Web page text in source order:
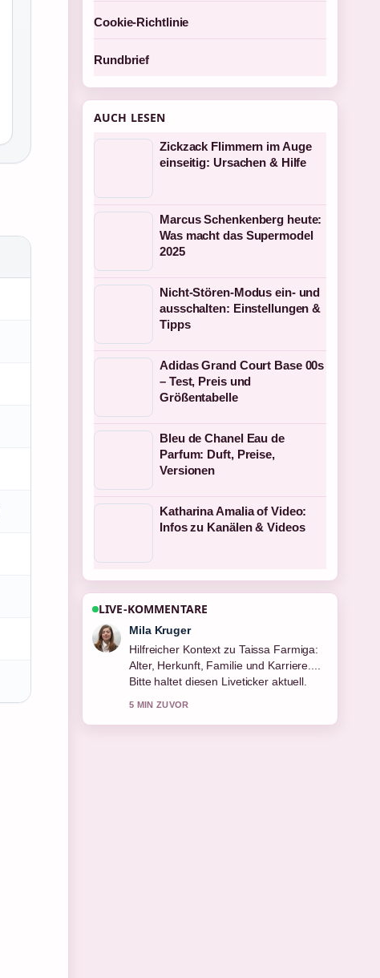
Cookie-Richtlinie
Rundbrief
AUCH LESEN
Zickzack Flimmern im Auge
einseitig: Ursachen & Hilfe
Marcus Schenkenberg heute:
Was macht das Supermodel
2025
Nicht-Stören-Modus ein- und
ausschalten: Einstellungen &
Tipps
Adidas Grand Court Base 00s
– Test, Preis und
Größentabelle
Bleu de Chanel Eau de
Parfum: Duft, Preise,
Versionen
Katharina Amalia of Video:
Infos zu Kanälen & Videos
LIVE-KOMMENTARE
Jonas Wagner
Die Berichterstattung zu Rolf
Seelmann-Eggebert: Tod, Familie und
Leben wirkt solide und sehr gut